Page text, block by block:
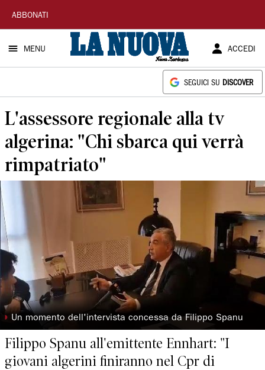
La
Nuova
Sardegna
ABBONATI
MENU ACCEDI
SEGUICI SU DISCOVER
L'assessore regionale alla tv
algerina: "Chi sbarca qui verrà
rimpatriato"
◗ Un momento dell'intervista concessa da Filippo Spanu
Filippo Spanu all'emittente Ennhart: "I
giovani algerini finiranno nel Cpr di